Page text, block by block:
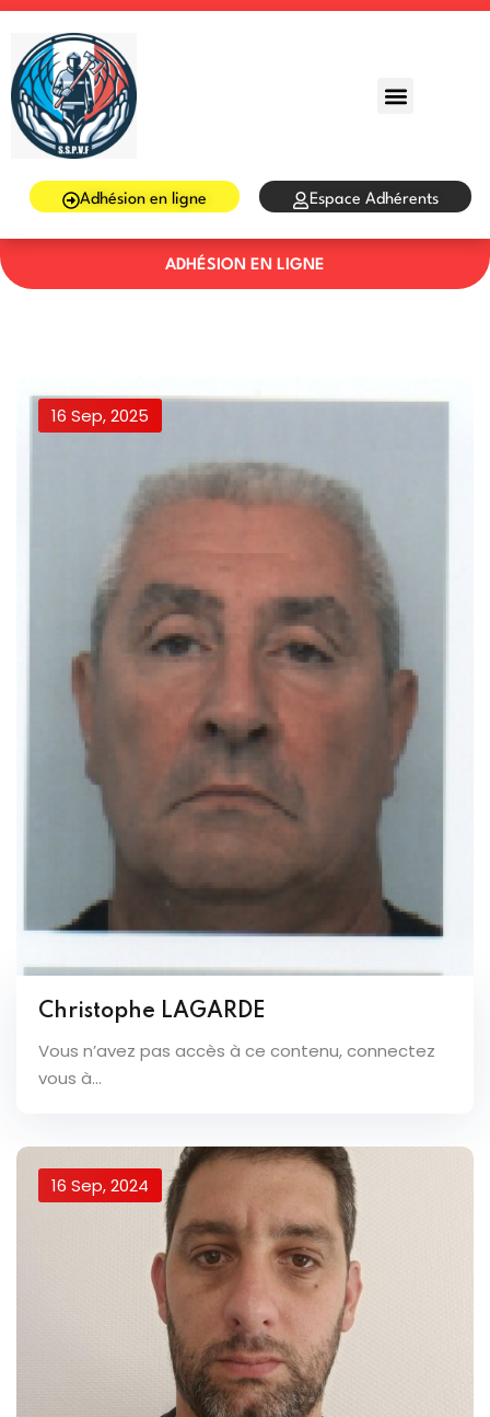
Adhésion en ligne Espace Adhérents
ADHÉSION EN LIGNE
16 Sep, 2025
Christophe LAGARDE
Vous n’avez pas accès à ce contenu, connectez
vous à...
16 Sep, 2024
Don’t have an account?